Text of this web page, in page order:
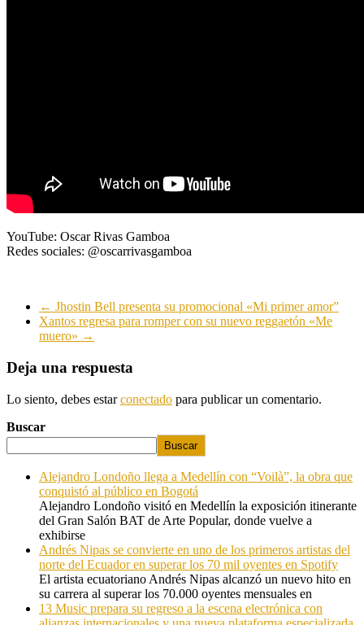
YouTube: Oscar Rivas Gamboa
Redes sociales: @oscarrivasgamboa
← Jhostin Bell presenta su promocional «Mi primer amor”
Xantos regresa para romper con su nuevo reggaetón «Me
muero» →
Deja una respuesta
Lo siento, debes estarconectado para publicar un comentario.
Buscar
Buscar
Alejandro Londoño llega a Medellín con “Voilà”, la obra que
conquistó al público en Bogotá
Alejandro Londoño visitó en Medellín la exposición itinerante
del Gran Salón BAT de Arte Popular, donde vuelve a
exhibirse
Andrés Nipas se convierte en uno de los primeros artistas del
norte del Ecuador en superar los 70 mil oyentes en Spotify
El artista ecuatoriano Andrés Nipas alcanzó un nuevo hito en
su carrera al superar los 70.000 oyentes mensuales en
13 Music prepara su regreso a la escena electrónica con